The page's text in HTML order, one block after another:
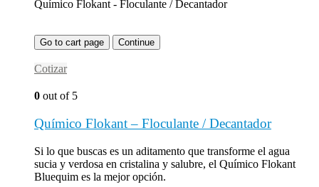
Químico Flokant - Floculante / Decantador
Go to cart page Continue
Cotizar
0 out of 5
Químico Flokant – Floculante / Decantador
Si lo que buscas es un aditamento que transforme el agua
sucia y verdosa en cristalina y salubre, el Químico Flokant
Bluequim es la mejor opción.